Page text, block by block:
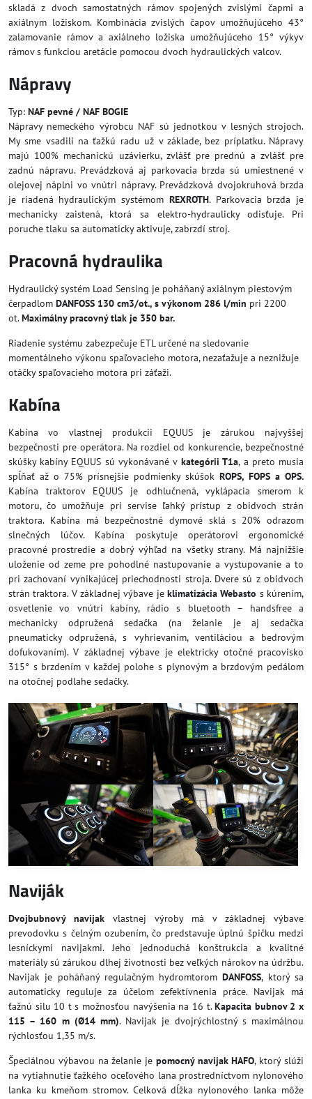
skladá z dvoch samostatných rámov spojených zvislými čapmi a
axiálnym ložiskom. Kombinácia zvislých čapov umožňujúceho 43°
zalamovanie rámov a axiálneho ložiska umožňujúceho 15° výkyv
rámov s funkciou aretácie pomocou dvoch hydraulických valcov.
Nápravy
Typ: NAF pevné / NAF BOGIE
Nápravy nemeckého výrobcu NAF sú jednotkou v lesných strojoch.
My sme vsadili na ťažkú radu už v základe, bez príplatku. Nápravy
majú 100% mechanickú uzávierku, zvlášť pre prednú a zvlášť pre
zadnú nápravu. Prevádzková aj parkovacia brzda sú umiestnené v
olejovej náplni vo vnútri nápravy. Prevádzková dvojokruhová brzda
je riadená hydraulickým systémom REXROTH. Parkovacia brzda je
mechanicky zaistená, ktorá sa elektro-hydraulicky odisťuje. Pri
poruche tlaku sa automaticky aktivuje, zabrzdí stroj.
Pracovná hydraulika
Hydraulický systém Load Sensing je poháňaný axiálnym piestovým
čerpadlom DANFOSS 130 cm3/ot., s výkonom 286 l/min pri 2200
ot.Maximálny pracovný tlak je 350 bar.
Riadenie systému zabezpečuje ETL určené na sledovanie
momentálneho výkonu spaľovacieho motora, nezaťažuje a neznižuje
otáčky spaľovacieho motora pri záťaži.
Kabína
Kabína vo vlastnej produkcii EQUUS je zárukou najvyššej
bezpečnosti pre operátora. Na rozdiel od konkurencie, bezpečnostné
skúšky kabíny EQUUS sú vykonávané v kategórii T1a, a preto musia
spĺňať až o 75% prísnejšie podmienky skúšok ROPS, FOPS a OPS.
Kabína traktorov EQUUS je odhlučnená, vyklápacia smerom k
motoru, čo umožňuje pri servise ľahký prístup z obidvoch strán
traktora. Kabína má bezpečnostné dymové sklá s 20% odrazom
slnečných lúčov. Kabína poskytuje operátorovi ergonomické
pracovné prostredie a dobrý výhľad na všetky strany. Má najnižšie
uloženie od zeme pre pohodlné nastupovanie a vystupovanie a to
pri zachovaní vynikajúcej priechodnosti stroja. Dvere sú z obidvoch
strán traktora. V základnej výbave je klimatizácia Webasto s kúrením,
osvetlenie vo vnútri kabíny, rádio s bluetooth – handsfree a
mechanicky odpružená sedačka (na želanie je aj sedačka
pneumaticky odpružená, s vyhrievaním, ventiláciou a bedrovým
dofukovaním). V základnej výbave je elektricky otočné pracovisko
315° s brzdením v každej polohe s plynovým a brzdovým pedálom
na otočnej podlahe sedačky.
Naviják
Dvojbubnový navijak vlastnej výroby má v základnej výbave
prevodovku s čelným ozubením, čo predstavuje úplnú špičku medzi
lesníckymi navijakmi. Jeho jednoduchá konštrukcia a kvalitné
materiály sú zárukou dlhej životnosti bez veľkých nárokov na údržbu.
Navijak je poháňaný regulačným hydromtoromDANFOSS, ktorý sa
automaticky reguluje za účelom zefektívnenia práce. Navijak má
ťažnú silu 10 t s možnosťou navýšenia na 16 t.Kapacita bubnov 2 x
115 – 160 m (Ø14 mm). Navijak je dvojrýchlostný s maximálnou
rýchlosťou 1,35 m/s.
Špeciálnou výbavou na želanie je pomocný navijak HAFO, ktorý slúži
na vytiahnutie ťažkého oceľového lana prostredníctvom nylonového
lanka ku kmeňom stromov. Celková dĺžka nylonového lanka môže